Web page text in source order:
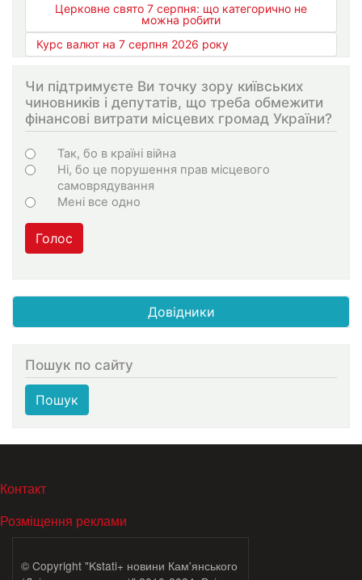
Церковне свято 7 серпня: що категорично не
можна робити
Курс валют на 7 серпня 2026 року
Чи підтримуєте Ви точку зору київських
чиновників і депутатів, що треба обмежити
фінансові витрати місцевих громад України?
Варіанти
Так, бо в країні війна
Ні, бо це порушення прав місцевого
самоврядування
Мені все одно
Голос
Довідники
Пошук по сайту
Пошук
МЕНЮ В ПОДВАЛЕ
Контакт
Розміщення реклами
© Copyright "Kstati+ новини Кам'янського